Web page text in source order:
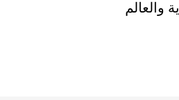
والعالم